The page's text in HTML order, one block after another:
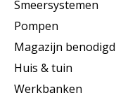
Smeersystemen
Pompen
Magazijn
Huis & tuin
Werkbanken